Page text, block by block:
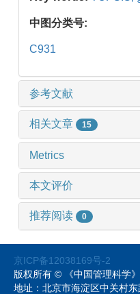
中图分类号:
C931
参考文献
相关文章 15
Metrics
本文评价
推荐阅读 0
京ICP备12038169号-2
版权所有 © 《中国管理科学
地址：北京市海淀区中关村